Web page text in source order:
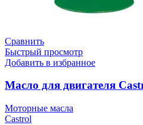
Сравнить
Быстрый просмотр
Добавить в избранное
Масло для двигателя
Моторные масла
Castrol